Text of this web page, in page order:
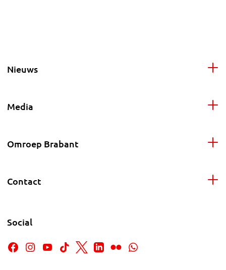
Nieuws
Media
Omroep Brabant
Contact
Social